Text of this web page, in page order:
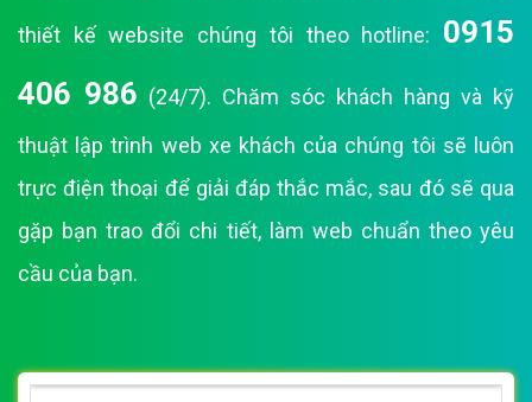
thiết kế website chúng tôi theo hotline: 0915
406 986 (24/7). Chăm sóc khách hàng và kỹ
thuật lập trình web xe khách của chúng tôi sẽ luôn
trực điện thoại để giải đáp thắc mắc, sau đó sẽ qua
gặp bạn trao đổi chi tiết, làm web chuẩn theo yêu
cầu của bạn.